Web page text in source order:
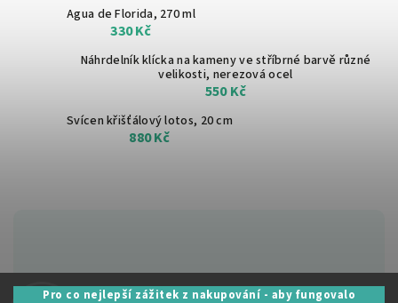
Pro co nejlepší zážitek z nakupování - aby fungovalo
Zákaznická podpora:
Agua de Florida, 270 ml
330 Kč
Náhrdelník klícka na kameny ve stříbrné barvě různé
velikosti, nerezová ocel
550 Kč
Svícen křišťálový lotos, 20 cm
880 Kč